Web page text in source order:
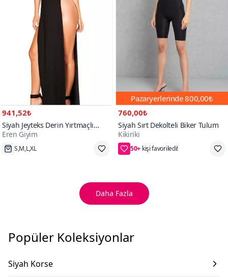
941,52₺
Siyah Jeyteks Derin Yırtmaçlı
Elbise
Eren Giyim
Hızlı Kargo
Pazaryerlerinde800,00₺
760,00₺
Siyah Sırt Dekolteli Biker Tulum
Kikiriki
50+
40₺ daha az öde
Daha Fazla
Popüler Koleksiyonlar
Siyah Korse